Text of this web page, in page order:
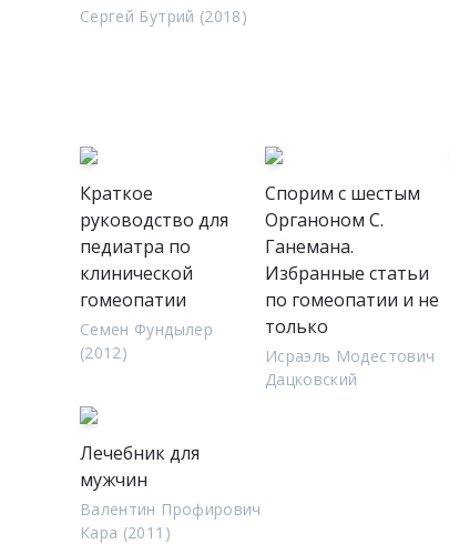
Сергей Бутрий (2018)
Краткое
руководство для
педиатра по
клинической
гомеопатии
Семен Фундылер
(2012)
Спорим с шестым
Органоном С.
Ганемана.
Избранные статьи
по гомеопатии и не
только
Исраэль Модестович
Дацковский
Лечебник для
мужчин
Валентин Профирович
Кара (2011)